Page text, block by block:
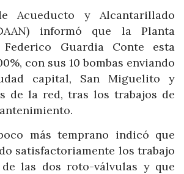
Acueducto y Alcantarillado
informó que la Planta
Federico Guardia Conte esta
con sus 10 bombas enviando
capital, San Miguelito y
de la red, tras los trabajos de
más temprano indicó que
satisfactoriamente los trabajo
las dos roto-válvulas y que